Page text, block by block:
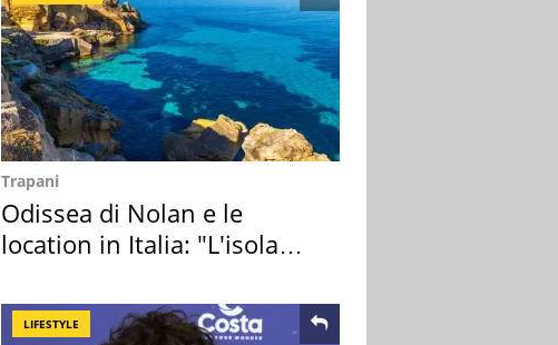
Trapani
Odissea di Nolan e le
location in Italia: "L'isola
LIFESTYLE